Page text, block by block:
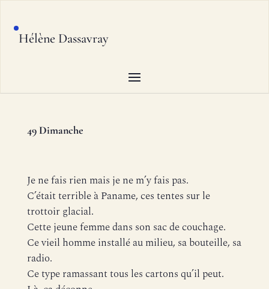
Hélène Dassavray
49 Dimanche
Je ne fais rien mais je ne m’y fais pas.
C’était terrible à Paname, ces tentes sur le
trottoir glacial.
Cette jeune femme dans son sac de couchage.
Ce vieil homme installé au milieu, sa bouteille, sa
radio.
Ce type ramassant tous les cartons qu’il peut.